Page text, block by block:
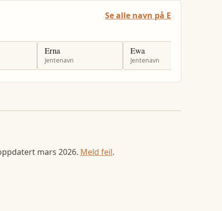
Se alle navn på E
Erna
Jentenavn
Ewa
Jentenavn
mars 2026. Meld feil.